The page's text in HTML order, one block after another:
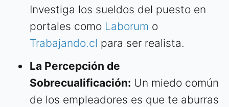
Investiga los sueldos del puesto en
portales como Laborum o
Trabajando.cl para ser realista.
La Percepción de
Sobrecualificación: Un miedo común
de los empleadores es que te aburras